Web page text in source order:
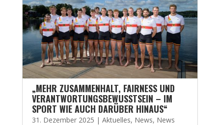
„MEHR ZUSAMMENHALT, FAIRNESS UND
VERANTWORTUNGSBEWUSSTSEIN – IM
SPORT WIE AUCH DARÜBER HINAUS“
31. Dezember 2025 | Aktuelles, News, News